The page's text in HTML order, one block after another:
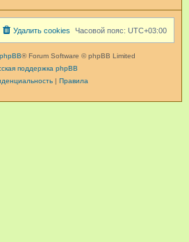
Часовой пояс: UTC+03:00
Удалить cookies
phpBB® Forum Software © phpBB Limited
поддержка phpBB
| Правила